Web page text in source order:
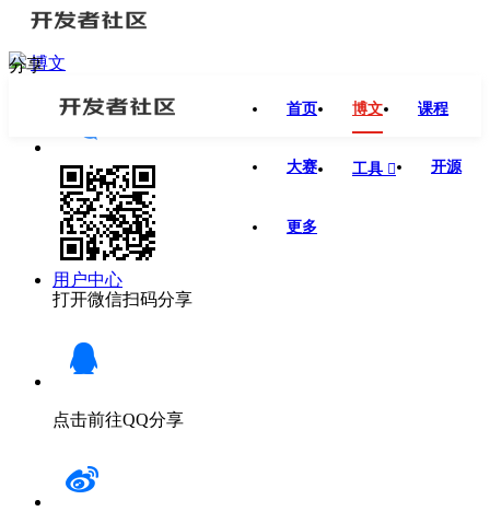
博文
首页 博文 课程
大赛 工具  开源
更多
用户中心
分享
打开微信扫码分享
点击前往QQ分享